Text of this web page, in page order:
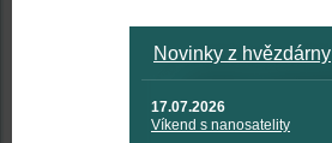
Novinky z hvězdárny
17.07.2026
Víkend s nanosatelity